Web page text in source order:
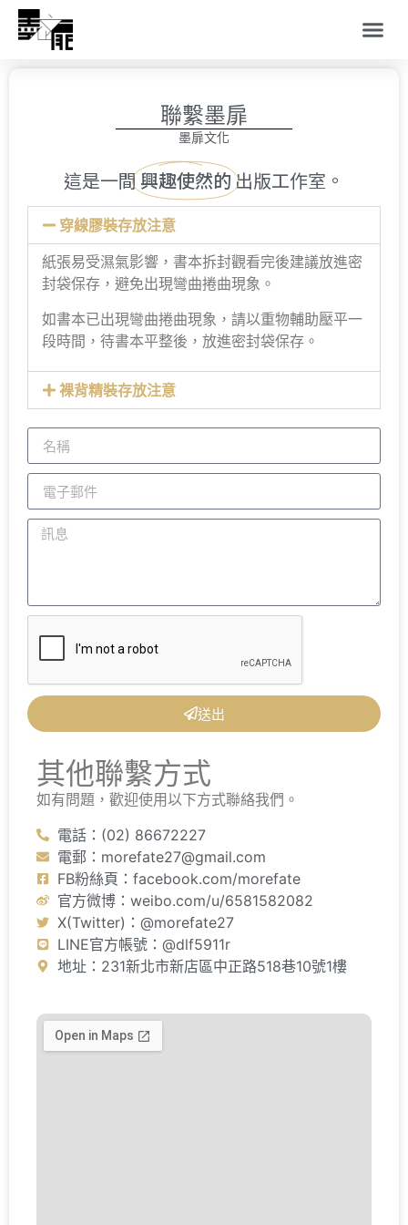
聯繫墨扉
墨扉文化
這是一間興趣使然的出版工作室。
穿線膠裝存放注意
紙張易受濕氣影響，書本拆封觀看完後建議放進密
封袋保存，避免出現彎曲捲曲現象。
如書本已出現彎曲捲曲現象，請以重物輔助壓平一
段時間，待書本平整後，放進密封袋保存。
裸背精裝存放注意
送出
其他聯繫方式
如有問題，歡迎使用以下方式聯絡我們。
電話：(02) 86672227
電郵：morefate27@gmail.com
FB粉絲頁：facebook.com/morefate
官方微博：weibo.com/u/6581582082
X(Twitter)：@morefate27
LINE官方帳號：@dlf5911r
地址：231新北市新店區中正路518巷10號1樓